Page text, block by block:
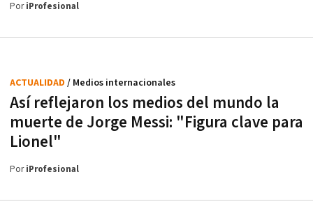
PoriProfesional
Así reflejaron los medios del mundo la
muerte de Jorge Messi: "Figura clave para
Lionel"
ACTUALIDAD / Medios internacionales
PoriProfesional